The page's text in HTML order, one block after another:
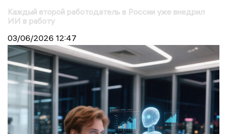
Каждый второй работодатель в России уже внедрил
ИИ в работу
03/06/2026 12:47